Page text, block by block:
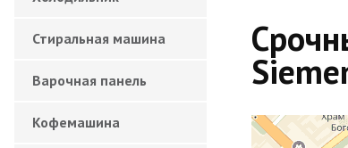
Стиральная машина
Варочная панель
Кофемашина